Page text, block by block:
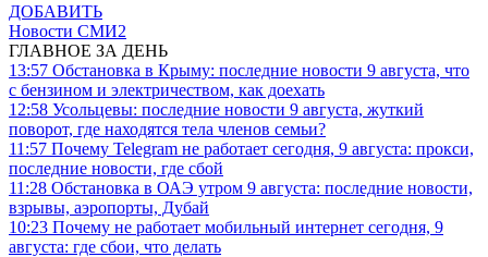
ДОБАВИТЬ
Новости СМИ2
ГЛАВНОЕ ЗА ДЕНЬ
13:57 Обстановка в Крыму: последние новости 9 августа, что
с бензином и электричеством, как доехать
12:58 Усольцевы: последние новости 9 августа, жуткий
поворот, где находятся тела членов семьи?
11:57 Почему Telegram не работает сегодня, 9 августа: прокси,
последние новости, где сбой
11:28 Обстановка в ОАЭ утром 9 августа: последние новости,
взрывы, аэропорты, Дубай
10:23 Почему не работает мобильный интернет сегодня, 9
августа: где сбои, что делать